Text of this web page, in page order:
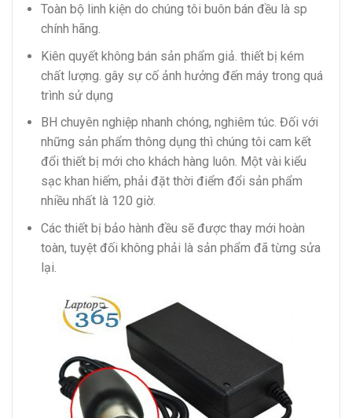
Toàn bộ linh kiện do chúng tôi buôn bán đều là sp
chính hãng.
Kiên quyết không bán sản phẩm giả. thiết bị kém
chất lượng. gây sự cố ảnh hưởng đến máy trong quá
trình sử dụng
BH chuyên nghiệp nhanh chóng, nghiêm túc. Đối với
những sản phẩm thông dụng thì chúng tôi cam kết
đổi thiết bị mới cho khách hàng luôn. Một vài kiểu
sạc khan hiếm, phải đặt thời điểm đổi sản phẩm
nhiều nhất là 120 giờ.
Các thiết bị bảo hành đều sẽ được thay mới hoàn
toàn, tuyệt đối không phải là sản phẩm đã từng sửa
lại.